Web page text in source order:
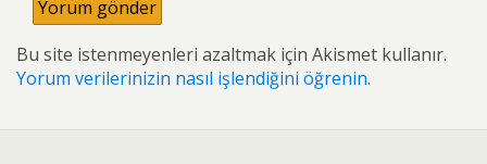
Bu site istenmeyenleri azaltmak için Akismet kullanır.
Yorum verilerinizin nasıl işlendiğini öğrenin.